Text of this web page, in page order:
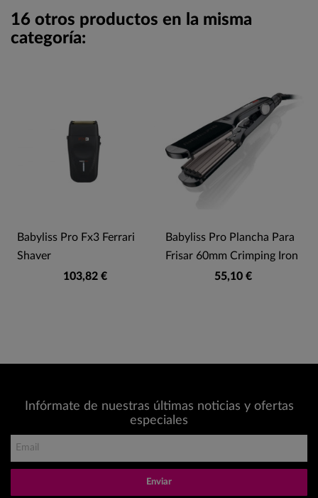
16 otros productos en la misma
categoría:
Babyliss Pro Fx3 Ferrari
Shaver
103,82 €
Babyliss Pro Plancha Para
Frisar 60mm Crimping Iron
55,10 €
Infórmate de nuestras últimas noticias y ofertas
especiales
Enviar